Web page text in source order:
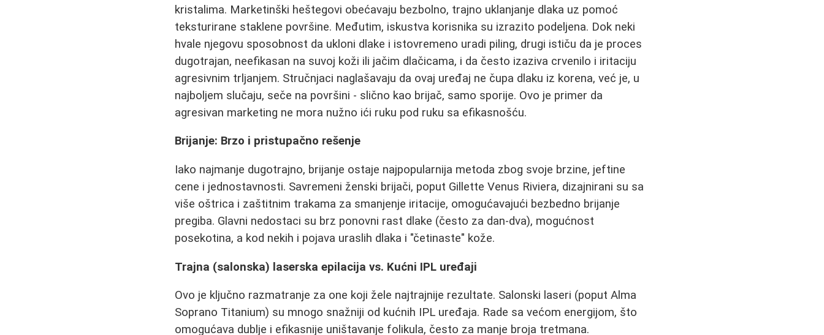
kristalima. Marketinški heštegovi obećavaju bezbolno, trajno uklanjanje dlaka uz pomoć
teksturirane staklene površine. Međutim, iskustva korisnika su izrazito podeljena. Dok neki
hvale njegovu sposobnost da ukloni dlake i istovremeno uradi piling, drugi ističu da je proces
dugotrajan, neefikasan na suvoj koži ili jačim dlačicama, i da često izaziva crvenilo i iritaciju
agresivnim trljanjem. Stručnjaci naglašavaju da ovaj uređaj ne čupa dlaku iz korena, već je, u
najboljem slučaju, seče na površini - slično kao brijač, samo sporije. Ovo je primer da
agresivan marketing ne mora nužno ići ruku pod ruku sa efikasnošću.
Brijanje: Brzo i pristupačno rešenje
Iako najmanje dugotrajno, brijanje ostaje najpopularnija metoda zbog svoje brzine, jeftine
cene i jednostavnosti. Savremeni ženski brijači, poput Gillette Venus Riviera, dizajnirani su sa
više oštrica i zaštitnim trakama za smanjenje iritacije, omogućavajući bezbedno brijanje
pregiba. Glavni nedostaci su brz ponovni rast dlake (često za dan-dva), mogućnost
posekotina, a kod nekih i pojava uraslih dlaka i "četinaste" kože.
Trajna (salonska) laserska epilacija vs. Kućni IPL uređaji
Ovo je ključno razmatranje za one koji žele najtrajnije rezultate. Salonski laseri (poput Alma
Soprano Titanium) su mnogo snažniji od kućnih IPL uređaja. Rade sa većom energijom, što
omogućava dublje i efikasnije uništavanje folikula, često za manje broja tretmana.